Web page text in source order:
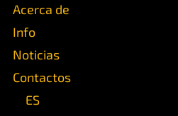
Acerca de
Info
Noticias
Contactos
ES